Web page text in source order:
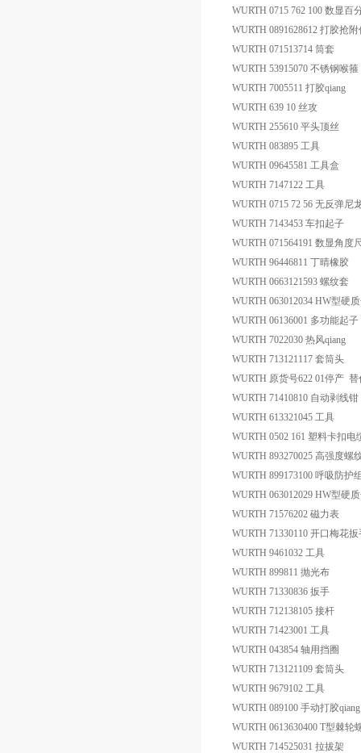
WURTH 0715 762 100 数显百
WURTH 0891628612 打胶抢附
WURTH 071513714 筒套
WURTH 53915070 不锈钢喉箍
WURTH 7005511 打胶qiang
WURTH 639 10 丝攻
WURTH 255610 平头顶丝
WURTH 083895 工具
WURTH 09645581 工具盒
WURTH 7147122 工具
WURTH 0715 72 56 无反弹尼
WURTH 7143453 车扣起子
WURTH 071564191 数显角度
WURTH 96446811 丁晴橡胶
WURTH 0663121593 螺纹套
WURTH 063012034 HW型硬
WURTH 06136001 多功能起子
WURTH 7022030 热风qiang
WURTH 713121117 套筒头
WURTH 原货号622 01停产
WURTH 71410810 自动剥线钳
WURTH 613321045 工具
WURTH 0502 161 塑料卡扣电
WURTH 893270025 高强度螺
WURTH 899173100 呼吸防护
WURTH 063012029 HW型硬
WURTH 71576202 磁力表
WURTH 71330110 开口梅花扳
WURTH 9461032 工具
WURTH 899811 抛光布
WURTH 71330836 扳手
WURTH 712138105 接杆
WURTH 71423001 工具
WURTH 043854 轴用挡圈
WURTH 713121109 套筒头
WURTH 9679102 工具
WURTH 089100 手动打胶qiang
WURTH 0613630400 T型棘轮
WURTH 714525031 拉拔架